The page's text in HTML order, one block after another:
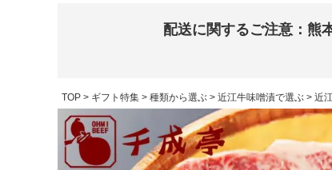
配送に関するご注意：熊
TOP ギフト特集 種類から選ぶ 近江牛味噌漬で選ぶ 近